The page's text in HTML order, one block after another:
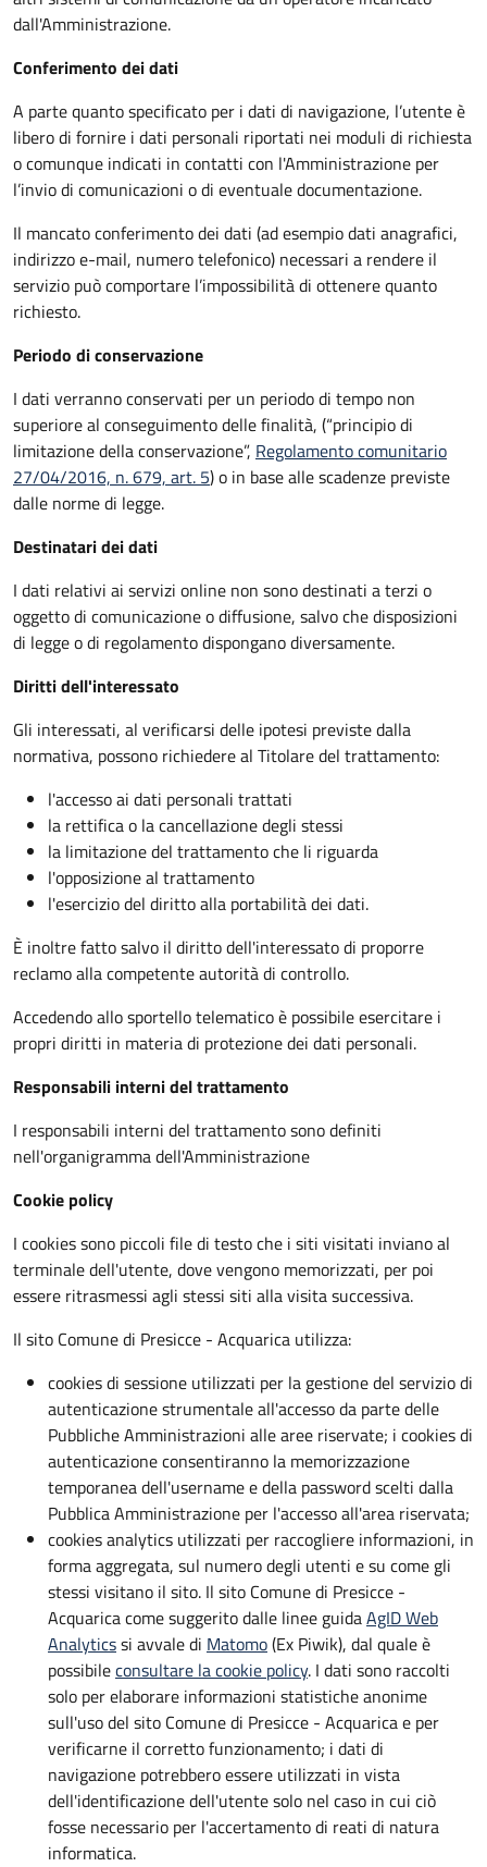
dall'Amministrazione.
Conferimento dei dati
A parte quanto specificato per i dati di navigazione, l’utente è
libero di fornire i dati personali riportati nei moduli di richiesta
o comunque indicati in contatti con l'Amministrazione per
l’invio di comunicazioni o di eventuale documentazione.
Il mancato conferimento dei dati (ad esempio dati anagrafici,
indirizzo e-mail, numero telefonico) necessari a rendere il
servizio può comportare l’impossibilità di ottenere quanto
richiesto.
Periodo di conservazione
I dati verranno conservati per un periodo di tempo non
superiore al conseguimento delle finalità, (“principio di
limitazione della conservazione”, Regolamento comunitario
27/04/2016, n. 679, art. 5) o in base alle scadenze previste
dalle norme di legge.
Destinatari dei dati
I dati relativi ai servizi online non sono destinati a terzi o
oggetto di comunicazione o diffusione, salvo che disposizioni
di legge o di regolamento dispongano diversamente.
Diritti dell'interessato
Gli interessati, al verificarsi delle ipotesi previste dalla
normativa, possono richiedere al Titolare del trattamento:
l'accesso ai dati personali trattati
la rettifica o la cancellazione degli stessi
la limitazione del trattamento che li riguarda
l'opposizione al trattamento
l'esercizio del diritto alla portabilità dei dati.
È inoltre fatto salvo il diritto dell'interessato di proporre
reclamo alla competente autorità di controllo.
Accedendo allo sportello telematico è possibile esercitare i
propri diritti in materia di protezione dei dati personali.
Responsabili interni del trattamento
I responsabili interni del trattamento sono definiti
nell'organigramma dell'Amministrazione
Cookie policy
I cookies sono piccoli file di testo che i siti visitati inviano al
terminale dell'utente, dove vengono memorizzati, per poi
essere ritrasmessi agli stessi siti alla visita successiva.
Il sito Comune di Presicce - Acquarica utilizza:
cookies di sessione utilizzati per la gestione del servizio di
autenticazione strumentale all'accesso da parte delle
Pubbliche Amministrazioni alle aree riservate; i cookies di
autenticazione consentiranno la memorizzazione
temporanea dell'username e della password scelti dalla
Pubblica Amministrazione per l'accesso all'area riservata;
cookies analytics utilizzati per raccogliere informazioni, in
forma aggregata, sul numero degli utenti e su come gli
stessi visitano il sito. Il sito Comune di Presicce -
Acquarica come suggerito dalle linee guidaAgID Web
Analyticssi avvale di Matomo(Ex Piwik), dal quale è
possibileconsultare la cookie policy. I dati sono raccolti
solo per elaborare informazioni statistiche anonime
sull'uso del sito Comune di Presicce - Acquarica e per
verificarne il corretto funzionamento; i dati di
navigazione potrebbero essere utilizzati in vista
dell'identificazione dell'utente solo nel caso in cui ciò
fosse necessario per l'accertamento di reati di natura
informatica.